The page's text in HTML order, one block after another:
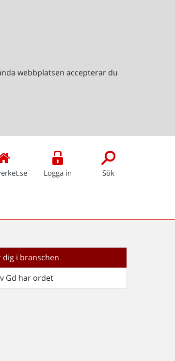
webbplatsen accepterar du
Logga in Sök
i branschen
Gd har ordet